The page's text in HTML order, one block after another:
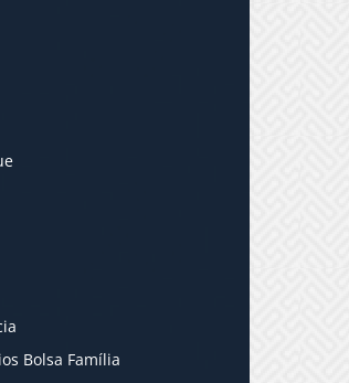
Bolsa Família